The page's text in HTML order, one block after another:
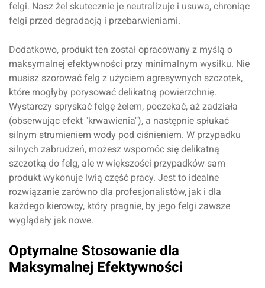
felgi. Nasz żel skutecznie je neutralizuje i usuwa, chroniąc
felgi przed degradacją i przebarwieniami.
Dodatkowo, produkt ten został opracowany z myślą o
maksymalnej efektywności przy minimalnym wysiłku. Nie
musisz szorować felg z użyciem agresywnych szczotek,
które mogłyby porysować delikatną powierzchnię.
Wystarczy spryskać felgę żelem, poczekać, aż zadziała
(obserwując efekt "krwawienia"), a następnie spłukać
silnym strumieniem wody pod ciśnieniem. W przypadku
silnych zabrudzeń, możesz wspomóc się delikatną
szczotką do felg, ale w większości przypadków sam
produkt wykonuje lwią część pracy. Jest to idealne
rozwiązanie zarówno dla profesjonalistów, jak i dla
każdego kierowcy, który pragnie, by jego felgi zawsze
wyglądały jak nowe.
Optymalne Stosowanie dla
Maksymalnej Efektywności